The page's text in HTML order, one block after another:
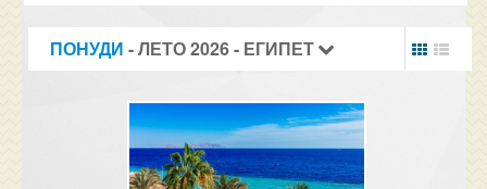
ПОНУДИ - ЛЕТО 2026 - ЕГИПЕТ